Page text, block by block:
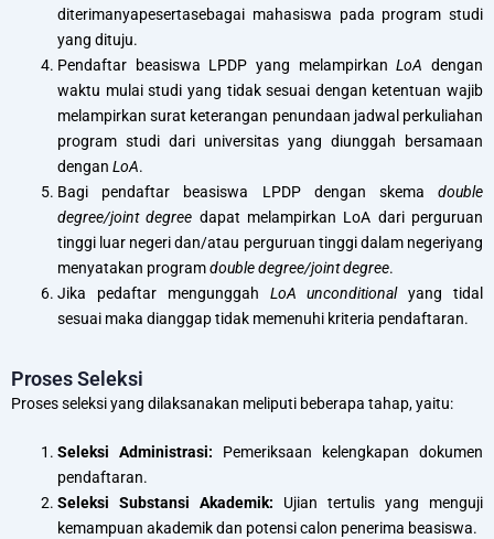
diterimanyapesertasebagai mahasiswa pada program studi
yang dituju.
Pendaftar beasiswa LPDP yang melampirkanLoA dengan
waktu mulai studi yang tidak sesuai dengan ketentuan wajib
melampirkan surat keterangan penundaan jadwal perkuliahan
program studi dari universitas yang diunggah bersamaan
dengan LoA.
Bagi pendaftar beasiswa LPDP dengan skema double
degree/joint degree dapat melampirkan LoA dari perguruan
tinggi luar negeri dan/atau perguruan tinggi dalam negeriyang
menyatakan programdouble degree/joint degree.
Jika pedaftar mengunggah LoA unconditionalyang tidal
sesuai maka dianggap tidak memenuhi kriteria pendaftaran.
Proses Seleksi
Proses seleksi yang dilaksanakan meliputi beberapa tahap, yaitu:
Seleksi Administrasi: Pemeriksaan kelengkapan dokumen
pendaftaran.
Seleksi Substansi Akademik: Ujian tertulis yang menguji
kemampuan akademik dan potensi calon penerima beasiswa.